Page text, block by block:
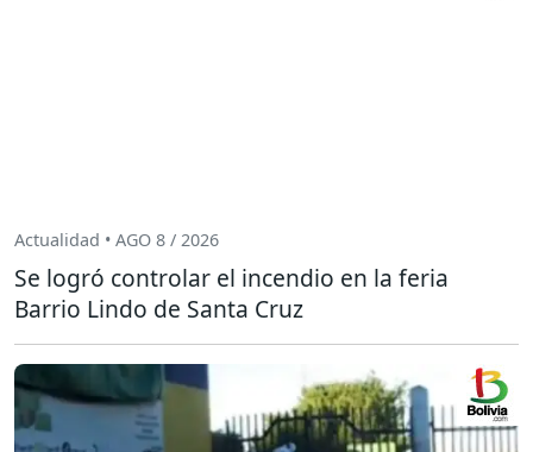
Actualidad • AGO 8 / 2026
Se logró controlar el incendio en la feria
Barrio Lindo de Santa Cruz